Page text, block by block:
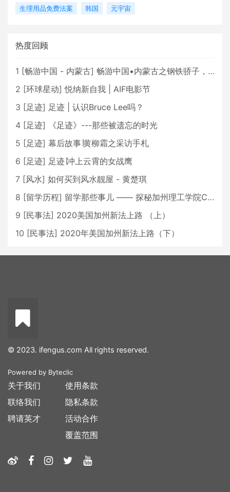
生理用品免费法案
韩国 元宇宙
热度回顾
1 [畅游中国 - 内蒙古] 畅游中国•内蒙古之钢铁骄子，魅力包头
2 [环球星动] 悦纳新自我 | AIF电影节
3 [足迹] 足迹 | 认识Bruce Lee吗？
4 [足迹]
《足迹》---那些被遗忘的时光
5 [足迹] 幕后故事∣黄柳霜之采访手札
6 [足迹] 足迹∣冲上云霄的女战鹰
7 [风水] 如何买到风水靓屋 - 黄楚琪
8 [留学历程] 留学那些事儿 —— 探秘加州理工学院Caltech博士生活 [上集]
9 [民事法] 2020美国加州新法上路 （上）
10 [民事法] 2020年美国加州新法上路（下）
© 2023. ifengus.com All rights reserved.
Powered by Byteclic
关于我们
联络我们
聘请英才
使用条款
隐私条款
活动合作
覆盖范围